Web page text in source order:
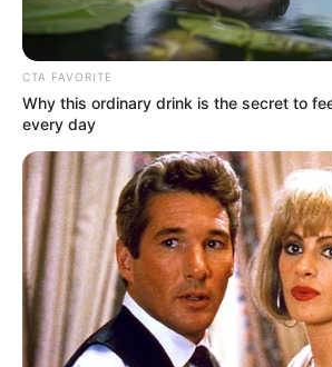
CTA FAVORITE
Why this ordinary drink is the secret to
every day